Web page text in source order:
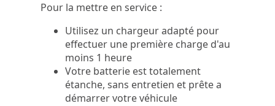
Pour la mettre en service :
Utilisez un chargeur adapté pour
effectuer une première charge d'au
moins 1 heure
Votre batterie est totalement
étanche, sans entretien et prête a
démarrer votre véhicule